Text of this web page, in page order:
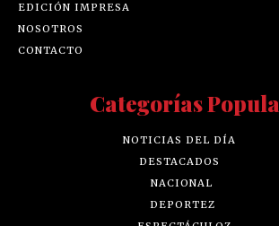
EDICIÓN IMPRESA
NOSOTROS
CONTACTO
Categorías
NOTICIAS DEL DÍA
DESTACADOS
NACIONAL
DEPORTEZ